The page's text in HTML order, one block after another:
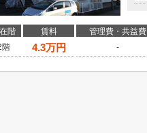
階 賃料 管理費・共益費
階
4.3万円 -